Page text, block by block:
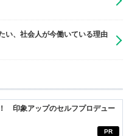
い、社会人が今働いている理由
PR
印象アップのセルフプロデュー